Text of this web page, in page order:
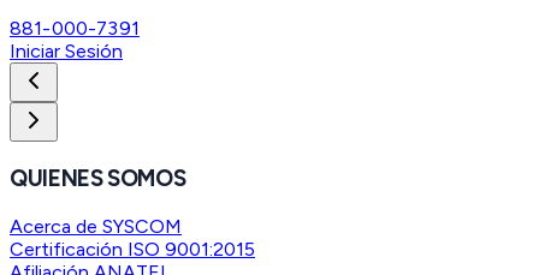
881-000-7391
Iniciar Sesión
QUIENES SOMOS
Acerca de SYSCOM
Certificación ISO 9001:2015